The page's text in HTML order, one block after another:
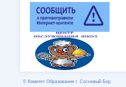
© Комитет Образования г. Сосновый Бор